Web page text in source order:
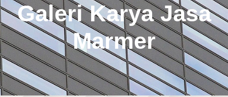
Galeri Karya Jasa
Marmer